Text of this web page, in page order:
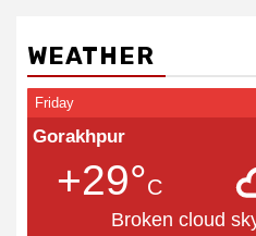
WEATHER
Friday
Gorakhpur
+29°C
Broken cloud